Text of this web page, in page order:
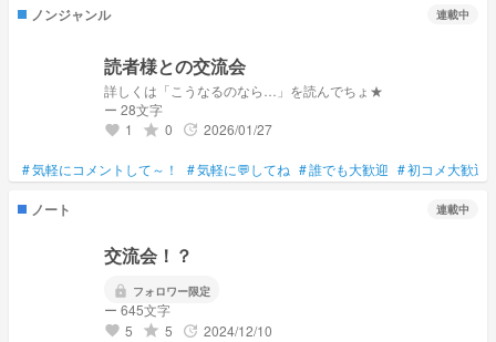
ノンジャンル 連載中
読者様との交流会
詳しくは「こうなるのなら…」を読んでちょ★
ー 28文字
favorite 1 grade 0 update 2026/01/27
#気軽にコメントして～！ #気軽に💬してね #誰でも大歓迎 #初コメ大歓迎
ノート 連載中
交流会！？
lock フォロワー限定
ー 645文字
favorite 5 grade 5 update 2024/12/10